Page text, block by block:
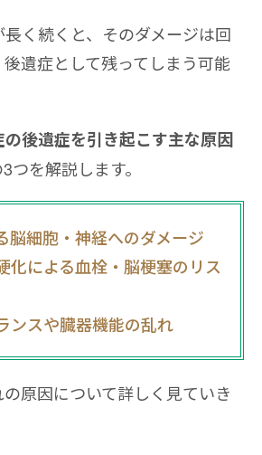
く続くと、そのダメージは回
遺症として残ってしまう可能
の後遺症を引き起こす主な原因
つを解説します。
脳細胞・神経へのダメージ
化による血栓・脳梗塞のリス
ンスや臓器機能の乱れ
原因について詳しく見ていき